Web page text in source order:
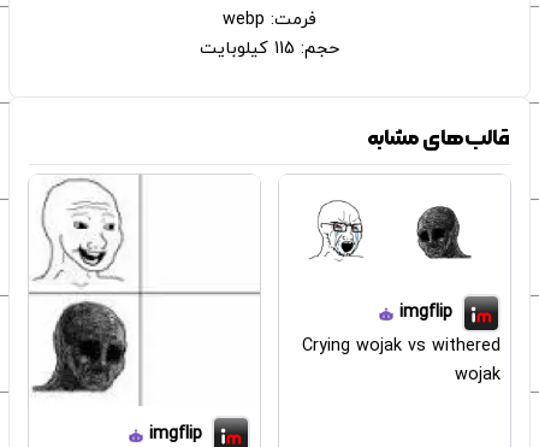
فرمت: webp
حجم: 115 کیلوبایت
قالب‌های مشابه
imgflip
Crying wojak vs withered
wojak
imgflip